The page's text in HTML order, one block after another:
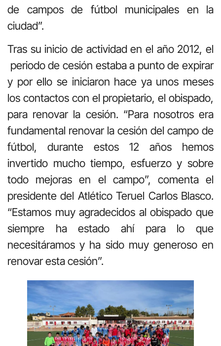
de campos de fútbol municipales en la
ciudad”.
Tras su inicio de actividad en el año 2012, el
periodo de cesión estaba a punto de expirar
y por ello se iniciaron hace ya unos meses
los contactos con el propietario, el obispado,
para renovar la cesión. “Para nosotros era
fundamental renovar la cesión del campo de
fútbol, durante estos 12 años hemos
invertido mucho tiempo, esfuerzo y sobre
todo mejoras en el campo”, comenta el
presidente del Atlético Teruel Carlos Blasco.
“Estamos muy agradecidos al obispado que
siempre ha estado ahí para lo que
necesitáramos y ha sido muy generoso en
renovar esta cesión”.